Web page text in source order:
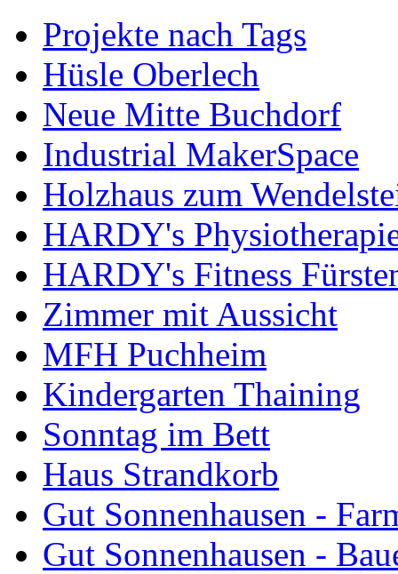
Projekte nach Tags
Hüsle Oberlech
Neue Mitte Buchdorf
Industrial MakerSpace
Holzhaus zum
HARDY's
HARDY's Fitness
Zimmer mit Aussicht
MFH Puchheim
Kindergarten Thaining
Sonntag im Bett
Haus Strandkorb
Gut Sonnenhausen -
Gut Sonnenhausen -